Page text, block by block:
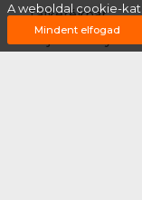
Tájkerékpár
A weboldal cookie-kat
Mindent elfogad